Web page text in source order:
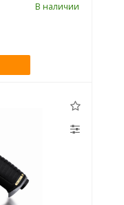
В наличии